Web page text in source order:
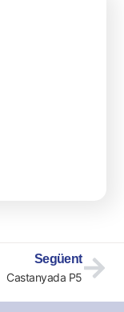
Següent
Castanyada P5